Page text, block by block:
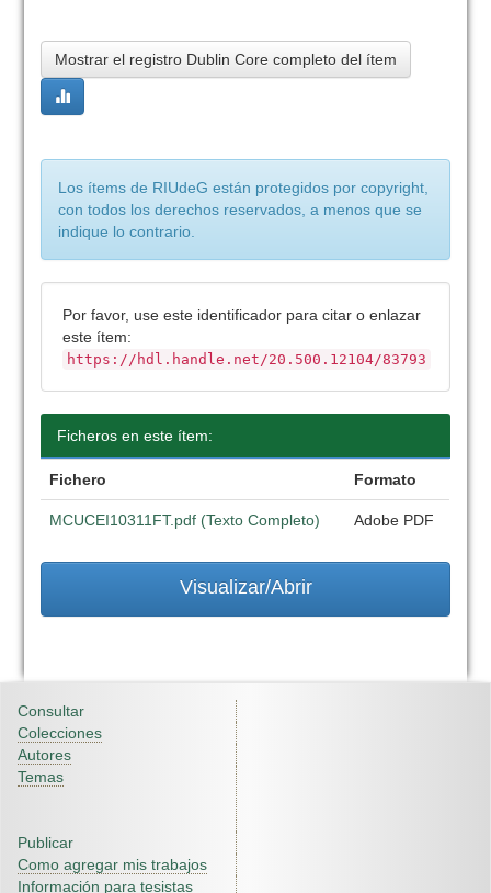
Mostrar el registro Dublin Core completo del ítem
Los ítems de RIUdeG están protegidos por copyright,
con todos los derechos reservados, a menos que se
indique lo contrario.
Por favor, use este identificador para citar o enlazar
este ítem:
https://hdl.handle.net/20.500.12104/83793
Ficheros en este ítem:
Fichero Formato
MCUCEI10311FT.pdf (Texto Completo) Adobe PDF
Visualizar/Abrir
Consultar
Colecciones
Autores
Temas
Publicar
Como agregar mis trabajos
Información para tesistas